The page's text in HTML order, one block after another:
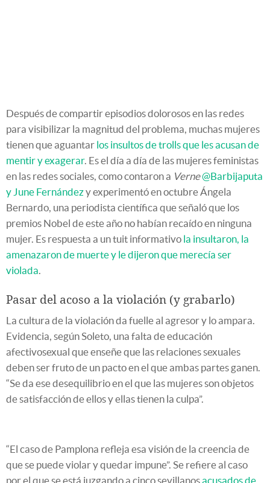
Después de compartir episodios dolorosos en las redes
para visibilizar la magnitud del problema, muchas mujeres
tienen que aguantar los insultos de trolls que les acusan de
mentir y exagerar. Es el día a día de las mujeres feministas
en las redes sociales, como contaron a Verne@Barbijaputa
y June Fernándezy experimentó en octubre Ángela
Bernardo, una periodista científica que señaló que los
premios Nobel de este año no habían recaído en ninguna
mujer. Es respuesta a un tuit informativo la insultaron, la
amenazaron de muerte y le dijeron que merecía ser
violada.
Pasar del acoso a la violación (y grabarlo)
La cultura de la violación da fuelle al agresor y lo ampara.
Evidencia, según Soleto, una falta de educación
afectivosexual que enseñe que las relaciones sexuales
deben ser fruto de un pacto en el que ambas partes ganen.
“Se da ese desequilibrio en el que las mujeres son objetos
de satisfacción de ellos y ellas tienen la culpa”.
“El caso de Pamplona refleja esa visión de la creencia de
que se puede violar y quedar impune”. Se refiere al caso
por el que se está juzgando a cinco sevillanosacusados de